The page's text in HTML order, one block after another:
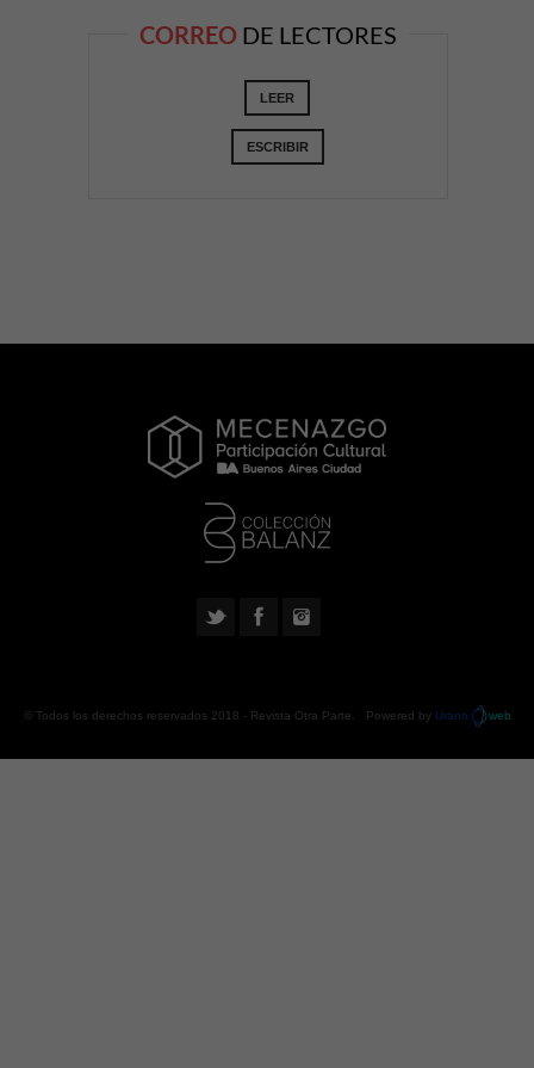
CORREO DE LECTORES
LEER
ESCRIBIR
© Todos los derechos reservados 2018 - Revista Otra Parte . Powered by Urano web